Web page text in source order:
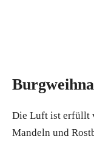
Die Luft ist erfüllt
Mandeln und